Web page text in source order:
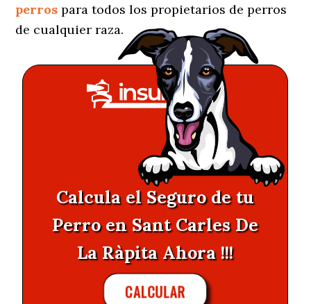
perros para todos los propietarios de perros
de cualquier raza.
Calcula el Seguro de tu
Perro en Sant Carles De
La Ràpita Ahora !!!
CALCULAR